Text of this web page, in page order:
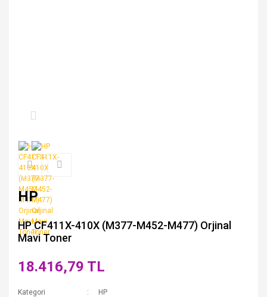
HP
HP CF411X-410X (M377-M452-M477) Orjinal
Mavi Toner
18.416,79 TL
Kategori
HP